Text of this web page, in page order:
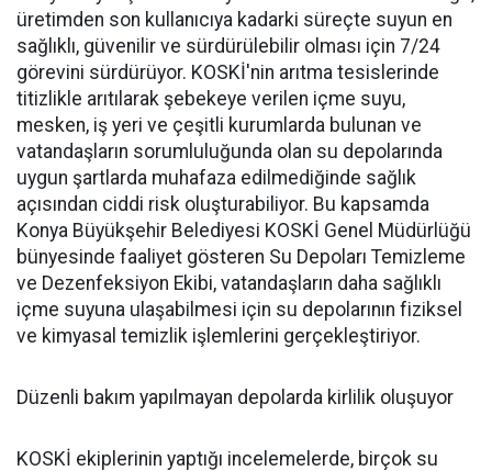
üretimden son kullanıcıya kadarki süreçte suyun en
sağlıklı, güvenilir ve sürdürülebilir olması için 7/24
görevini sürdürüyor. KOSKİ'nin arıtma tesislerinde
titizlikle arıtılarak şebekeye verilen içme suyu,
mesken, iş yeri ve çeşitli kurumlarda bulunan ve
vatandaşların sorumluluğunda olan su depolarında
uygun şartlarda muhafaza edilmediğinde sağlık
açısından ciddi risk oluşturabiliyor. Bu kapsamda
Konya Büyükşehir Belediyesi KOSKİ Genel Müdürlüğü
bünyesinde faaliyet gösteren Su Depoları Temizleme
ve Dezenfeksiyon Ekibi, vatandaşların daha sağlıklı
içme suyuna ulaşabilmesi için su depolarının fiziksel
ve kimyasal temizlik işlemlerini gerçekleştiriyor.
Düzenli bakım yapılmayan depolarda kirlilik oluşuyor
KOSKİ ekiplerinin yaptığı incelemelerde, birçok su